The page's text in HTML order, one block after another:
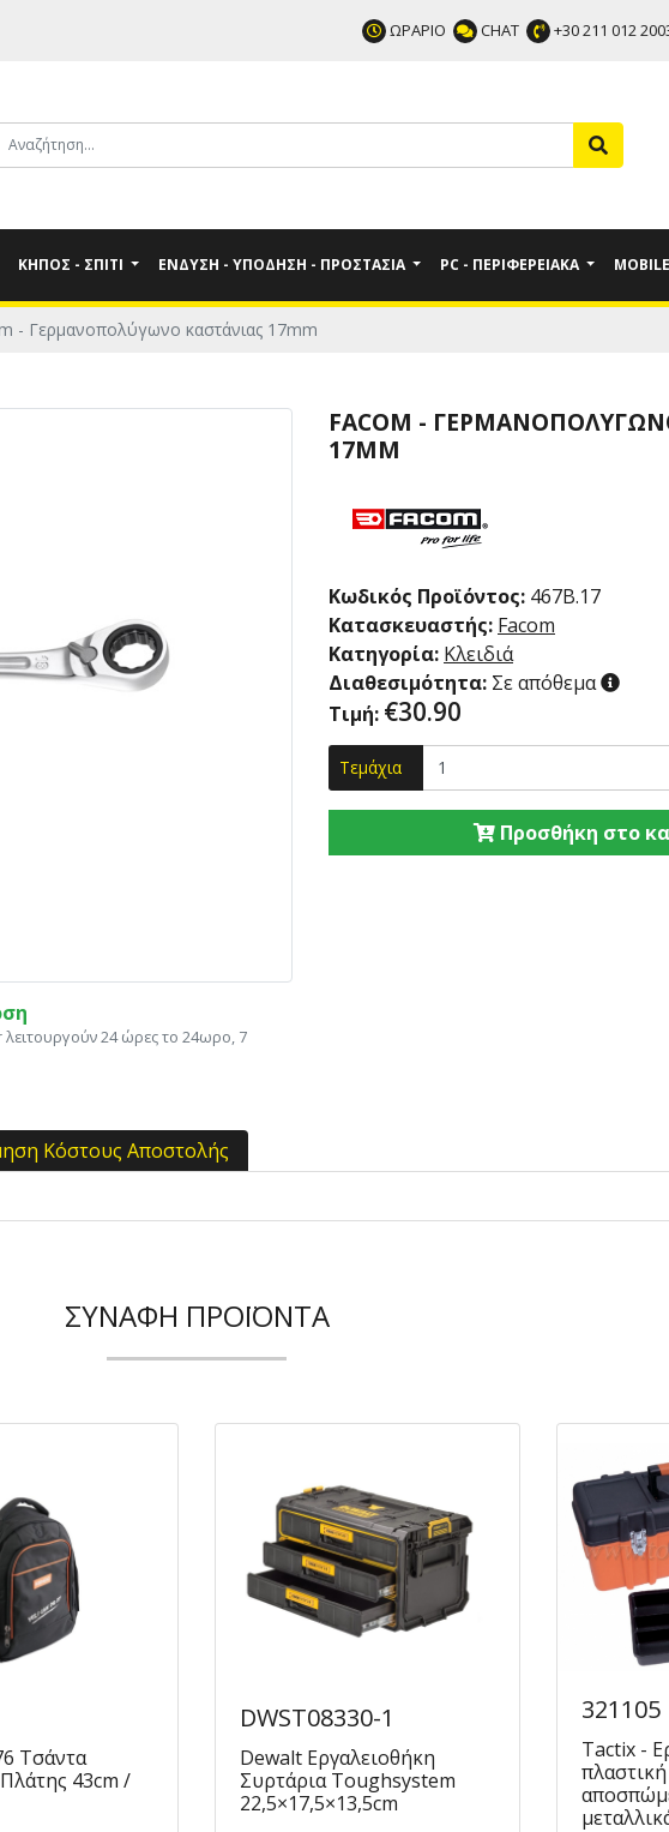
ΩΡΑΡΙΟ CHAT +30 211 012
ΚΉΠΟΣ - ΣΠΊΤΙ ΈΝΔΥΣΗ - ΥΠΌΔΗΣΗ - ΠΡΟΣΤΑΣΊΑ PC - ΠΕΡΙΦΕΡΕΙΑΚΆ MOBILE
- Γερμανοπολύγωνο καστάνιας 17mm
24 ώρες το 24ωρο, 7
FACOM -
17MM
Κωδικός Προϊόντος: 467B.17
Κατασκευαστής: Facom
Κατηγορία: Κλειδιά
Διαθεσιμότητα: Σε απόθεμα
Τιμή: €30.90
Τεμάχια
Προσθήκη στο
Κόστους Αποστολής
ΣΥΝΑΦΉ ΠΡΟΪΌΝΤΑ
Τσάντα
43cm /
DWST08330-1
Dewalt Εργαλειοθήκη
Συρτάρια Toughsystem
22,5×17,5×13,5cm
321105
Tactix -